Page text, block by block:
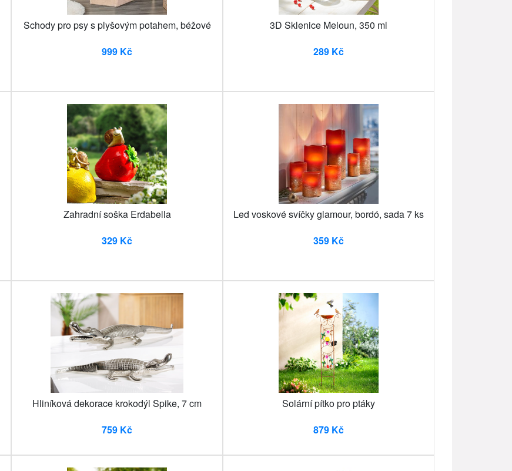
Schody pro psy s plyšovým potahem, béžové
999 Kč
3D Sklenice Meloun, 350 ml
289 Kč
Zahradní soška Erdabella
329 Kč
Led voskové svíčky glamour, bordó, sada 7 ks
359 Kč
Hliníková dekorace krokodýl Spike, 7 cm
759 Kč
Solární pítko pro ptáky
879 Kč